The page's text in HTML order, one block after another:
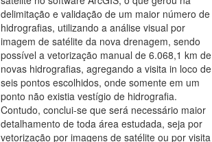
delimitação e validação de um maior número de
hidrografias, utilizando a análise visual por
imagem de satélite da nova drenagem, sendo
possível a vetorização manual de 6.068,1 km de
novas hidrografias, agregando a visita in loco de
seis pontos escolhidos, onde somente em um
ponto não existia vestígio de hidrografia.
Contudo, conclui-se que será necessário maior
detalhamento de toda área estudada, seja por
vetorização por imagens de satélite ou por visita